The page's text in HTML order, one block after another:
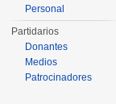
Personal
Partidarios
Donantes
Medios
Patrocinadores